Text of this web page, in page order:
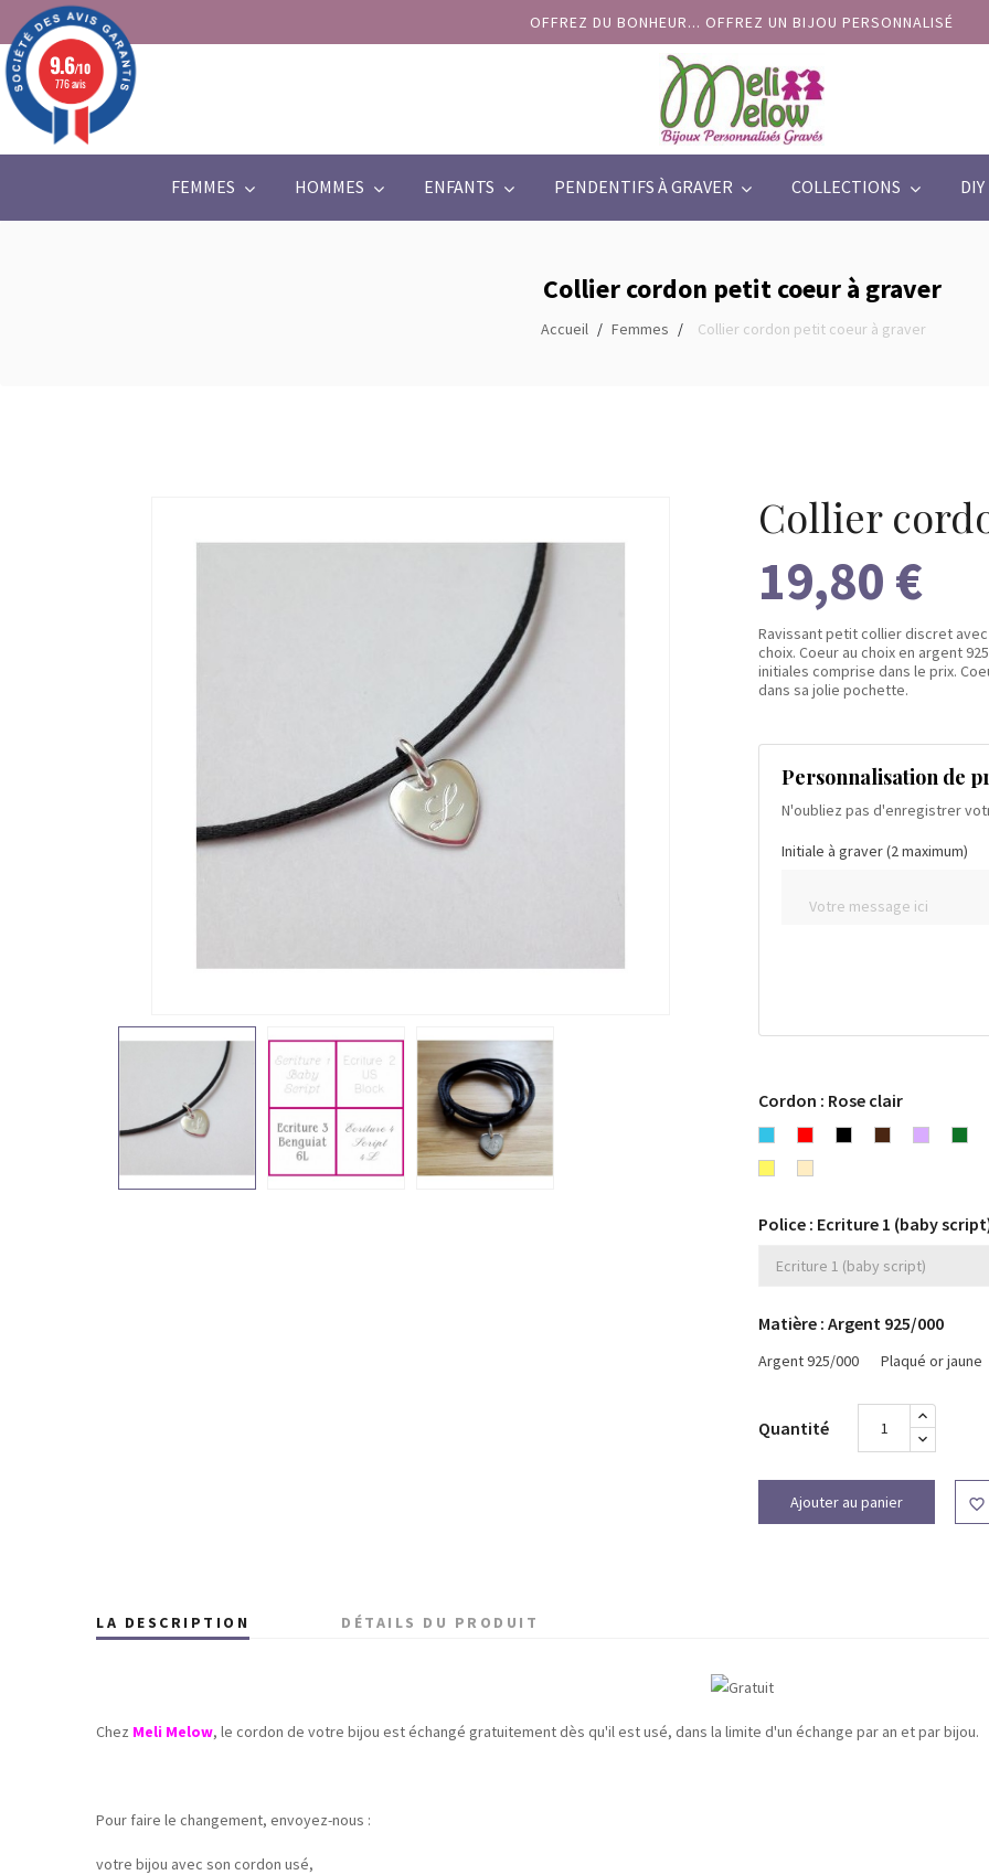
OFFREZ DU BONHEUR... OFFREZ UN BIJOU PERSONNALISÉ
FEMMES HOMMES ENFANTS PENDENTIFS À GRAVER COLLECTIONS DIY
Collier cordon petit coeur à graver
Accueil Femmes Collier cordon petit coeur à graver
Collier
19,80 €
Ravissant petit collier discret
choix. Coeur au choix en argent
initiales comprise dans le prix.
dans sa jolie pochette.
Personnalisation de
N'oubliez pas d'enregistrer
Initiale à graver (2 maximum)
Cordon : Rose clair
Bleu
turquoise
RougeNoir ChocolatLavande
JauneBeige
Police : Ecriture 1 (baby
Matière : Argent 925/000
Argent 925/000 Plaqué or jaune
Quantité
Ajouter au panier 
LA DESCRIPTION DÉTAILS DU PRODUIT
Chez Meli Melow, le cordon de votre bijou est échangé gratuitement dès qu'il est usé, dans la limite d'un échange par an et par bijou.
Pour faire le changement, envoyez-nous :
votre bijou avec son cordon usé,
9.6/10
776 avis